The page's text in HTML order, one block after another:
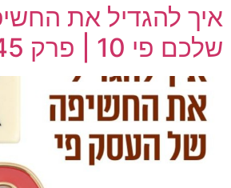
איך להגדיל את
שלכם פי 10 | פרק 45